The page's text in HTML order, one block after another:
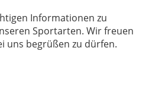
Informationen zu
Sportarten. Wir freuen
uns begrüßen zu dürfen.